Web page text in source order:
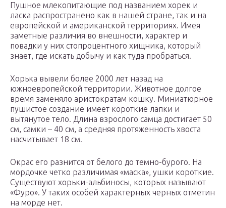
Пушное млекопитающие под названием хорек и
ласка распространено как в нашей стране, так и на
европейской и американской территориях. Имея
заметные различия во внешности, характер и
повадки у них стопроцентного хищника, который
знает, где искать добычу и как туда пробраться.
Хорька вывели более 2000 лет назад на
южноевропейской территории. Животное долгое
время заменяло аристократам кошку. Миниатюрное
пушистое создание имеет короткие лапки и
вытянутое тело. Длина взрослого самца достигает 50
см, самки – 40 см, а средняя протяженность хвоста
насчитывает 18 см.
Окрас его разнится от белого до темно-бурого. На
мордочке четко различимая «маска», ушки короткие.
Существуют хорьки-альбиносы, которых называют
«Фуро». У таких особей характерных черных отметин
на морде нет.